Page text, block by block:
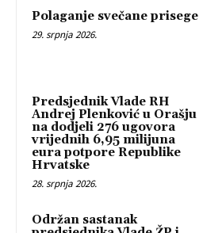
Polaganje svečane prisege
29. srpnja 2026.
Predsjednik Vlade RH
Andrej Plenković u Orašju
na dodjeli 276 ugovora
vrijednih 6,95 milijuna
eura potpore Republike
Hrvatske
28. srpnja 2026.
Održan sastanak